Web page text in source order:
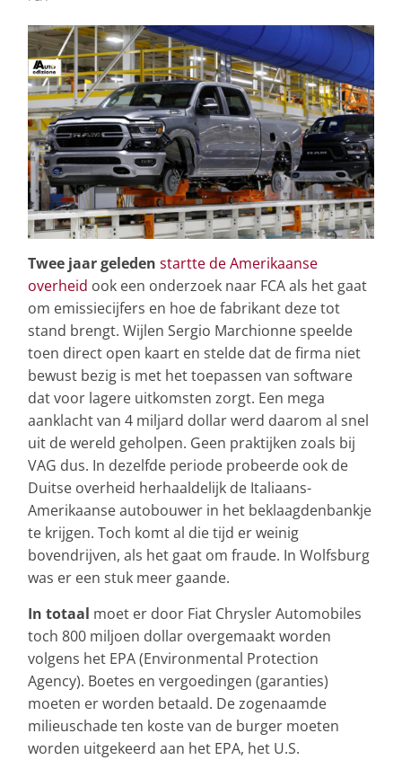
Twee jaar geleden startte de Amerikaanse
overheid ook een onderzoek naar FCA als het gaat
om emissiecijfers en hoe de fabrikant deze tot
stand brengt. Wijlen Sergio Marchionne speelde
toen direct open kaart en stelde dat de firma niet
bewust bezig is met het toepassen van software
dat voor lagere uitkomsten zorgt. Een mega
aanklacht van 4 miljard dollar werd daarom al snel
uit de wereld geholpen. Geen praktijken zoals bij
VAG dus. In dezelfde periode probeerde ook de
Duitse overheid herhaaldelijk de Italiaans-
Amerikaanse autobouwer in het beklaagdenbankje
te krijgen. Toch komt al die tijd er weinig
bovendrijven, als het gaat om fraude. In Wolfsburg
was er een stuk meer gaande.
In totaal moet er door Fiat Chrysler Automobiles
toch 800 miljoen dollar overgemaakt worden
volgens het EPA (Environmental Protection
Agency). Boetes en vergoedingen (garanties)
moeten er worden betaald. De zogenaamde
milieuschade ten koste van de burger moeten
worden uitgekeerd aan het EPA, het U.S.